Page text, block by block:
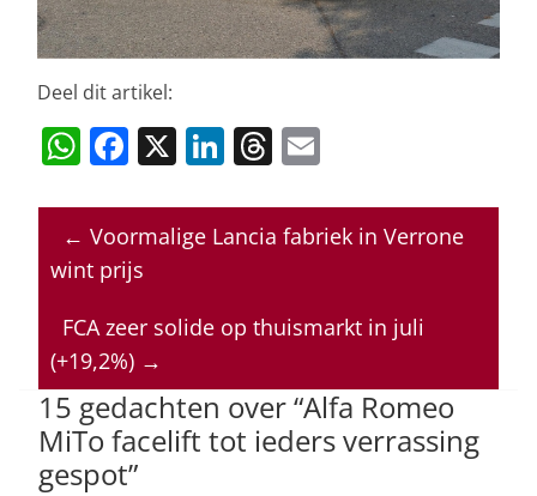
Deel dit artikel:
W
at
s
A
p
p
F
c
e
b
o
o
k
X Li
k
e
n
T
re
a
s
ai
l
← Voormalige Lancia fabriek in Verrone
wint prijs
FCA zeer solide op thuismarkt in juli
(+19,2%) →
15 gedachten over “Alfa Romeo
MiTo facelift tot ieders verrassing
gespot”